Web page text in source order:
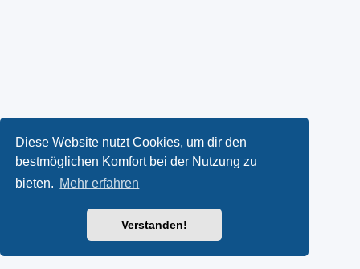
Diese Website nutzt Cookies, um dir den
bestmöglichen Komfort bei der Nutzung zu
bieten. Mehr erfahren
Verstanden!